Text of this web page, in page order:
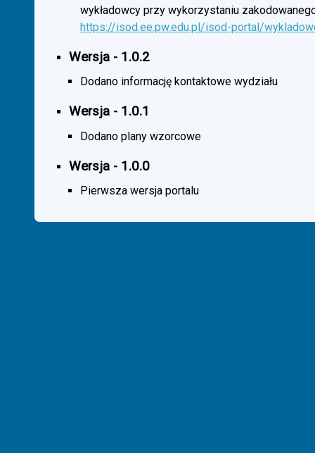
wykładowcy przy wykorzystaniu
https://isod.ee.pw.edu.pl/isod-portal/
Wersja - 1.0.2
Dodano informację kontaktowe wydziału
Wersja - 1.0.1
Dodano plany wzorcowe
Wersja - 1.0.0
Pierwsza wersja portalu